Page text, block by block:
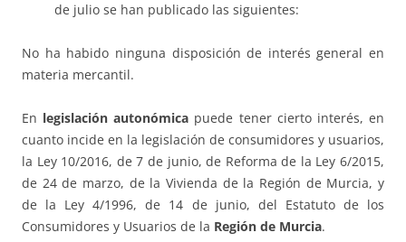
de julio se han publicado las siguientes:
No ha habido ninguna disposición de interés general en
materia mercantil.
En legislación autonómica puede tener cierto interés, en
cuanto incide en la legislación de consumidores y usuarios,
la Ley 10/2016, de 7 de junio, de Reforma de la Ley 6/2015,
de 24 de marzo, de la Vivienda de la Región de Murcia, y
de la Ley 4/1996, de 14 de junio, del Estatuto de los
Consumidores y Usuarios de la Región de Murcia.